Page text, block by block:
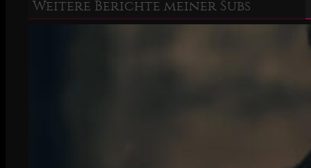
Weitere Berichte meiner Subs